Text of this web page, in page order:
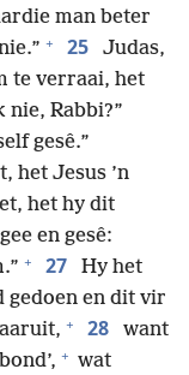
man beter
+ 25
Judas,
te verraai, het
Rabbi?”
gesê.”
het Jesus ’n
het hy dit
en gesê:
+ 27
Hy het
gedoen en dit vir
+ 28
want
+ wat